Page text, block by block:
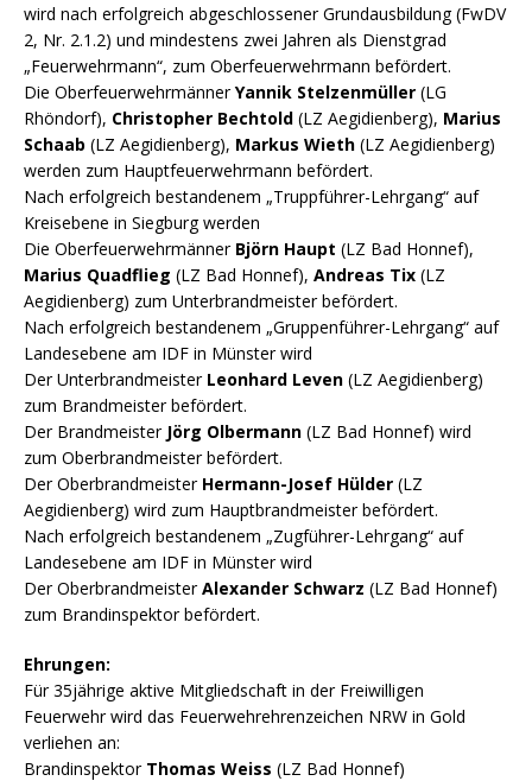
wird nach erfolgreich abgeschlossener Grundausbildung (FwDV
2, Nr. 2.1.2) und mindestens zwei Jahren als Dienstgrad
„Feuerwehrmann“, zum Oberfeuerwehrmann befördert.
Die OberfeuerwehrmännerYannik Stelzenmüller (LG
Rhöndorf), Christopher Bechtold (LZ Aegidienberg), Marius
Schaab (LZ Aegidienberg), Markus Wieth (LZ Aegidienberg)
werden zum Hauptfeuerwehrmann befördert.
Nach erfolgreich bestandenem „Truppführer-Lehrgang“ auf
Kreisebene in Siegburg werden
Die Oberfeuerwehrmänner Björn Haupt (LZ Bad Honnef),
Marius Quadflieg (LZ Bad Honnef), Andreas Tix (LZ
Aegidienberg) zum Unterbrandmeister befördert.
Nach erfolgreich bestandenem „Gruppenführer-Lehrgang“ auf
Landesebene am IDF in Münster wird
Der UnterbrandmeisterLeonhard Leven (LZ Aegidienberg)
zum Brandmeister befördert.
Der Brandmeister Jörg Olbermann (LZ Bad Honnef) wird
zum Oberbrandmeister befördert.
Der Oberbrandmeister Hermann-Josef Hülder (LZ
Aegidienberg) wird zum Hauptbrandmeister befördert.
Nach erfolgreich bestandenem „Zugführer-Lehrgang“ auf
Landesebene am IDF in Münster wird
Der OberbrandmeisterAlexander Schwarz (LZ Bad Honnef)
zum Brandinspektor befördert.
Ehrungen:
Für 35jährige aktive Mitgliedschaft in der Freiwilligen
Feuerwehr wird das Feuerwehrehrenzeichen NRW in Gold
verliehen an:
Brandinspektor Thomas Weiss (LZ Bad Honnef)